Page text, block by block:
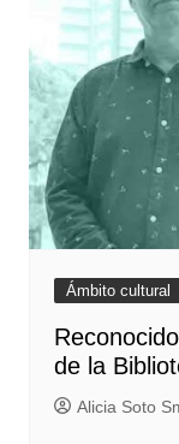
Ámbito cultural
de la
Alicia Soto